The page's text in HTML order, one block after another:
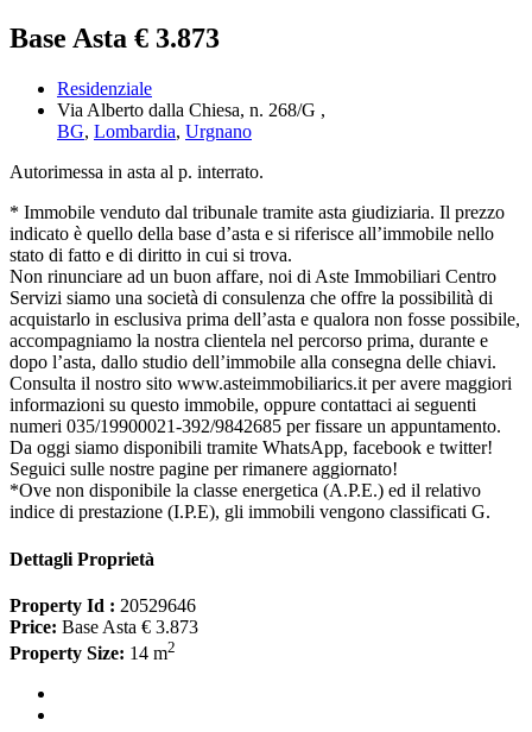
Base Asta € 3.873
Residenziale
Via Alberto dalla Chiesa, n. 268/G ,
BG, Lombardia, Urgnano
Autorimessa in asta al p. interrato.
* Immobile venduto dal tribunale tramite asta giudiziaria. Il prezzo
indicato è quello della base d’asta e si riferisce all’immobile nello
stato di fatto e di diritto in cui si trova.
Non rinunciare ad un buon affare, noi di Aste Immobiliari Centro
Servizi siamo una società di consulenza che offre la possibilità di
acquistarlo in esclusiva prima dell’asta e qualora non fosse possibile,
accompagniamo la nostra clientela nel percorso prima, durante e
dopo l’asta, dallo studio dell’immobile alla consegna delle chiavi.
Consulta il nostro sito www.asteimmobiliarics.it per avere maggiori
informazioni su questo immobile, oppure contattaci ai seguenti
numeri 035/19900021-392/9842685 per fissare un appuntamento.
Da oggi siamo disponibili tramite WhatsApp, facebook e twitter!
Seguici sulle nostre pagine per rimanere aggiornato!
*Ove non disponibile la classe energetica (A.P.E.) ed il relativo
indice di prestazione (I.P.E), gli immobili vengono classificati G.
Dettagli Proprietà
Property Id : 20529646
Price: Base Asta € 3.873
Property Size: 14 m2